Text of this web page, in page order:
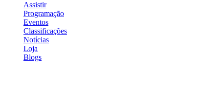
Assistir
Programação
Eventos
Classificações
Notícias
Loja
Blogs